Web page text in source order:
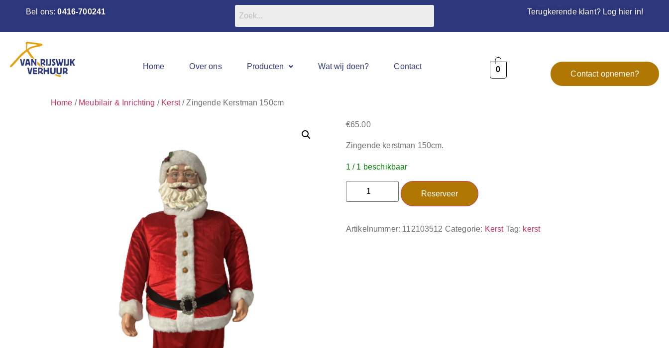
Bel ons:0416-700241 Terugkerende klant? Log hier in!
Home Over ons Producten Wat wij doen? Contact 0
Contact opnemen?
Home / Meubilair & Inrichting / Kerst/ Zingende Kerstman 150cm
€65.00
Zingende kerstman 150cm.
1 / 1 beschikbaar
Reserveer
Artikelnummer: 112103512 Categorie: Kerst Tag: kerst